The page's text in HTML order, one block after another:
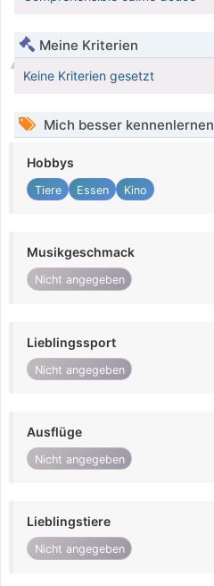
Meine Kriterien
Keine Kriterien gesetzt
Mich besser kennenlernen
Hobbys
Tiere Essen Kino
Musikgeschmack
Nicht angegeben
Lieblingssport
Nicht angegeben
Ausflüge
Nicht angegeben
Lieblingstiere
Nicht angegeben